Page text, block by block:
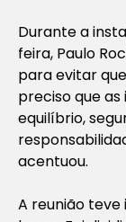
Durante a
feira, Paulo
para evitar que
preciso que
equilíbrio,
acentuou.
A reunião teve